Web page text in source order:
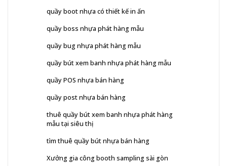
quầy boot nhựa có thiết kế in ấn
quầy boss nhựa phát hàng mẫu
quầy bug nhựa phát hàng mẫu
quầy bút xem banh nhựa phát hàng mẫu
quầy POS nhựa bán hàng
quầy post nhựa bán hàng
thuê quầy bút xem banh nhựa phát hàng
mẫu tại siêu thị
tìm thuê quầy bút nhựa bán hàng
Xưởng gia công booth sampling sài gòn